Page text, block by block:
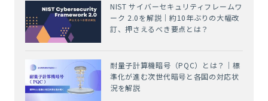
NIST サイバーセキュリティフレームワ
ーク 2.0を解説｜約10年ぶりの大幅改
訂、押さえるべき要点とは？
耐量子計算機暗号（PQC）とは？｜標
準化が進む次世代暗号と各国の対応状
況を解説